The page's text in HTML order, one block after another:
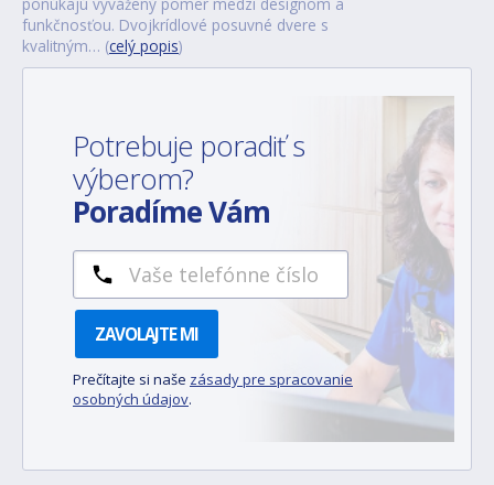
funkčnosťou. Dvojkrídlové posuvné dvere s
kvalitným… (celý popis)
Potrebuje poradiť s
výberom?
Poradíme Vám
ZAVOLAJTE MI
Prečítajte si naše zásady pre spracovanie
osobných údajov.